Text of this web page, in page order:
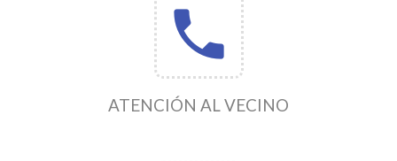
phone
ATENCIÓN AL VECINO